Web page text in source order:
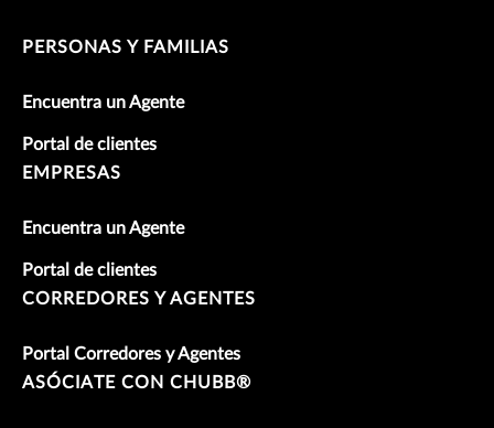
PERSONAS Y FAMILIAS
Encuentra un Agente
Portal de clientes
EMPRESAS
Encuentra un Agente
Portal de clientes
CORREDORES Y AGENTES
Portal Corredores y Agentes
ASÓCIATE CON CHUBB®